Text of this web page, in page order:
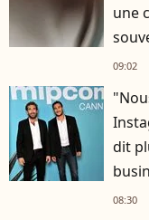
une
09:02
dit
08:30